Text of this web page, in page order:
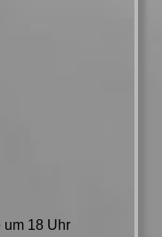
um 18 Uhr